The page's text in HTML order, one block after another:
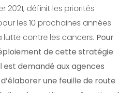
2021, définit les priorités
les 10 prochaines années
contre les cancers. Pour
de cette stratégie
est demandé aux agences
une feuille de route